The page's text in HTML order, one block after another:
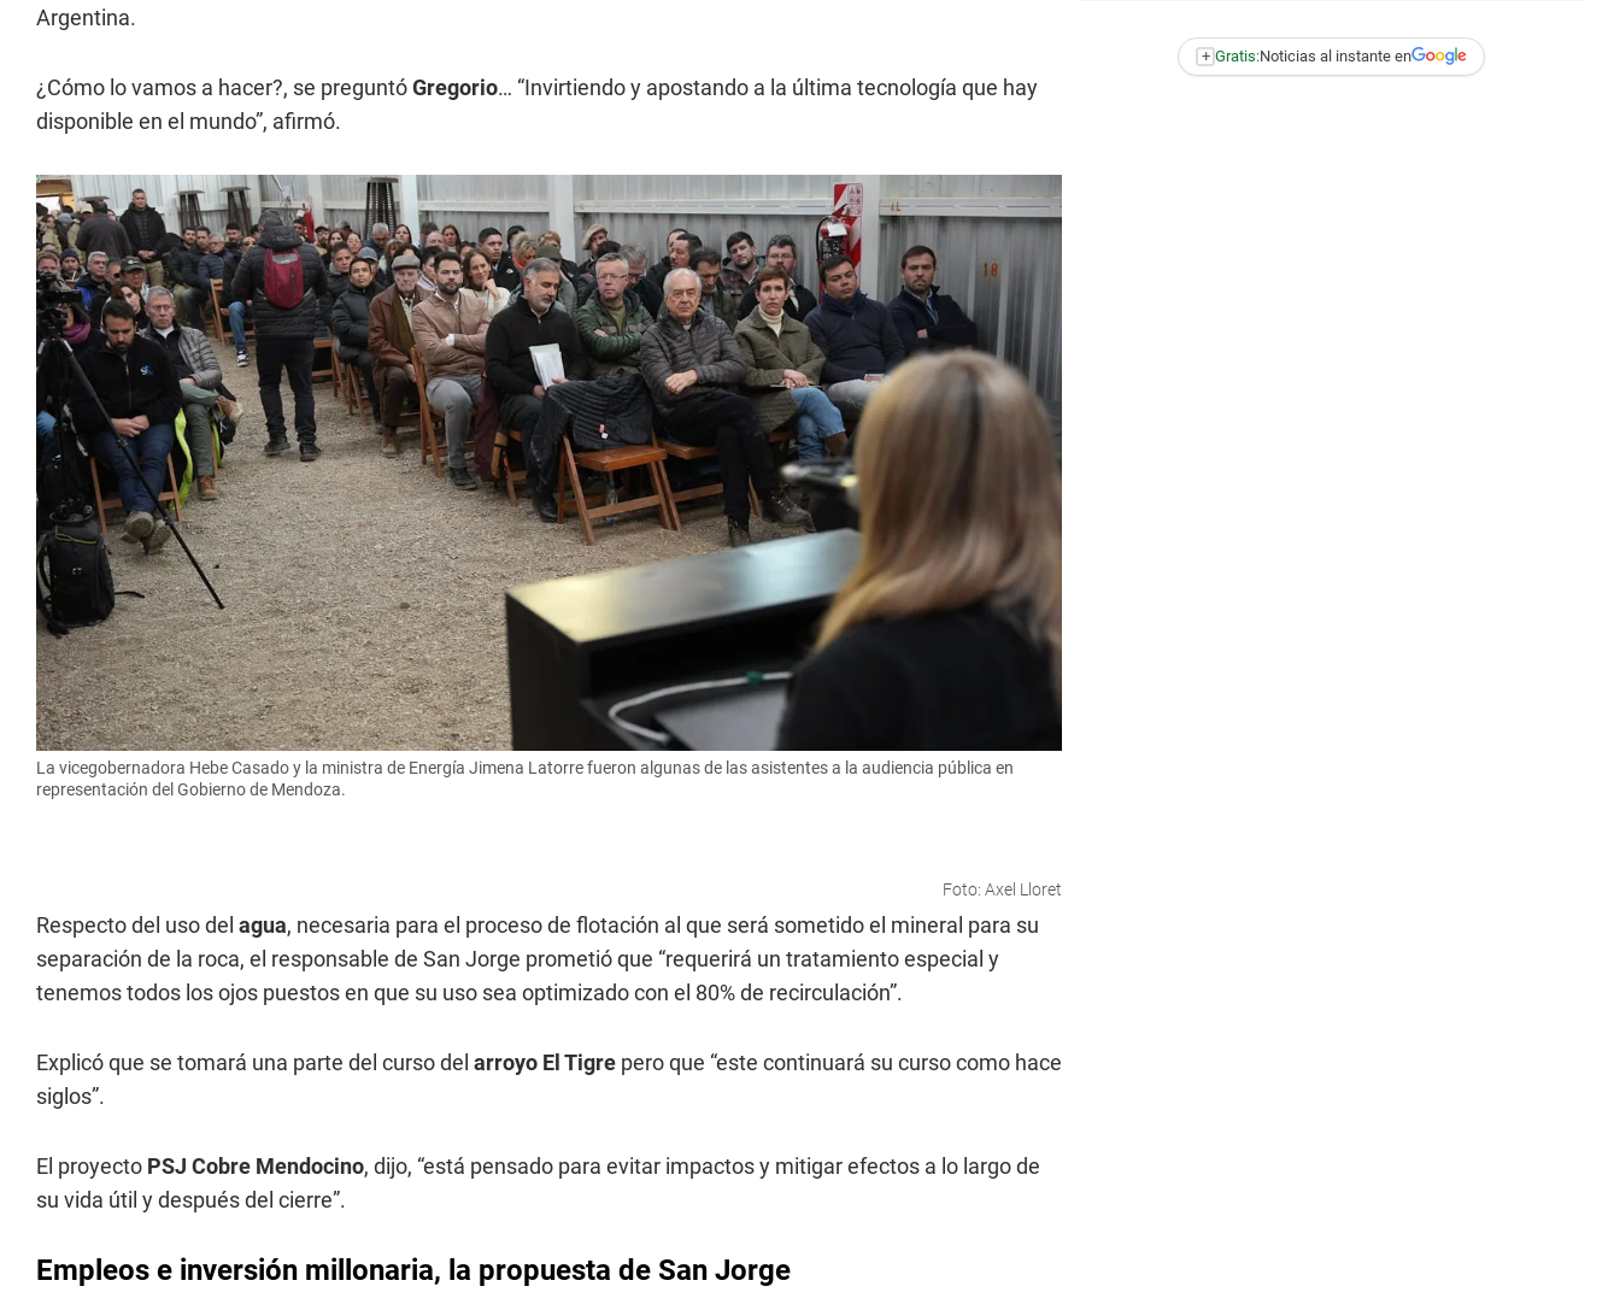
Argentina.
¿Cómo lo vamos a hacer?, se preguntóGregorio… “Invirtiendo y apostando a la última tecnología que hay
disponible en el mundo”, afirmó.
La vicegobernadora Hebe Casado y la ministra de Energía Jimena Latorre fueron algunas de las asistentes a la audiencia pública en
representación del Gobierno de Mendoza.
Foto: Axel Lloret
Respecto del uso del agua, necesaria para el proceso de flotación al que será sometido el mineral para su
separación de la roca, el responsable de San Jorge prometió que “requerirá un tratamiento especial y
tenemos todos los ojos puestos en que su uso sea optimizado con el 80% de recirculación”.
Explicó que se tomará una parte del curso del arroyo El Tigre pero que “este continuará su curso como hace
siglos”.
El proyecto PSJ Cobre Mendocino, dijo, “está pensado para evitar impactos y mitigar efectos a lo largo de
su vida útil y después del cierre”.
Empleos e inversión millonaria, la propuesta de San Jorge
+ Gratis:Noticias al instante en